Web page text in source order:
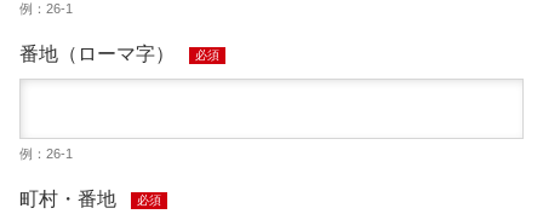
例：26-1
番地（ローマ字） 必須
例：26-1
町村・番地 必須